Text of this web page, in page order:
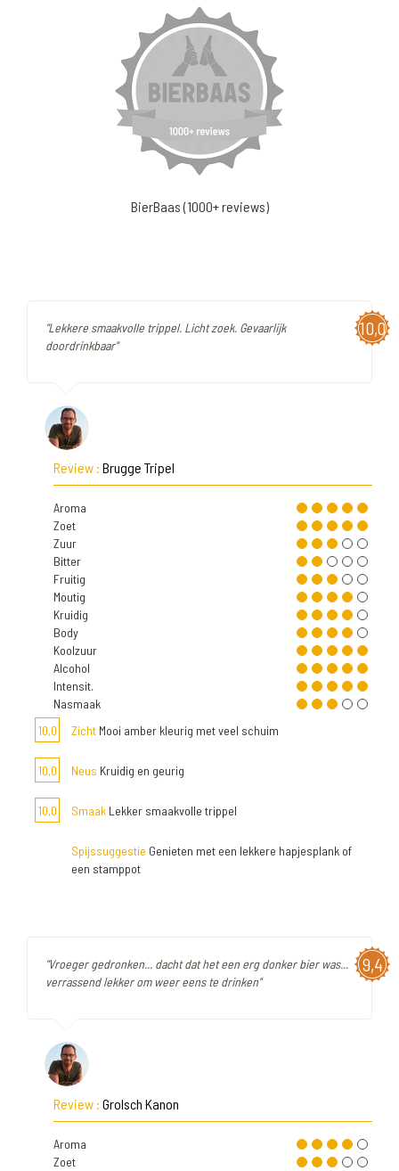
BierBaas (1000+ reviews)
10,0
"Lekkere smaakvolle trippel. Licht zoek. Gevaarlijk
doordrinkbaar"
Review : Brugge Tripel
Aroma
Zoet
Zuur
Bitter
Fruitig
Moutig
Kruidig
Body
Koolzuur
Alcohol
Intensit.
Nasmaak
10,0
Zicht Mooi amber kleurig met veel schuim
10,0 Neus Kruidig en geurig
10,0 Smaak Lekker smaakvolle trippel
Spijssuggestie Genieten met een lekkere hapjesplank of
een stamppot
9,4
"Vroeger gedronken... dacht dat het een erg donker bier was...
verrassend lekker om weer eens te drinken"
Review : Grolsch Kanon
Aroma
Zoet